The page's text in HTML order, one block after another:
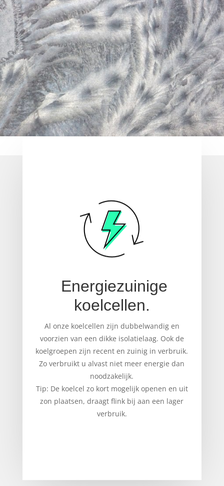
Energiezuinige
koelcellen.
Al onze koelcellen zijn dubbelwandig en
voorzien van een dikke isolatielaag. Ook de
koelgroepen zijn recent en zuinig in verbruik.
Zo verbruikt u alvast niet meer energie dan
noodzakelijk.
Tip: De koelcel zo kort mogelijk openen en uit
zon plaatsen, draagt flink bij aan een lager
verbruik.